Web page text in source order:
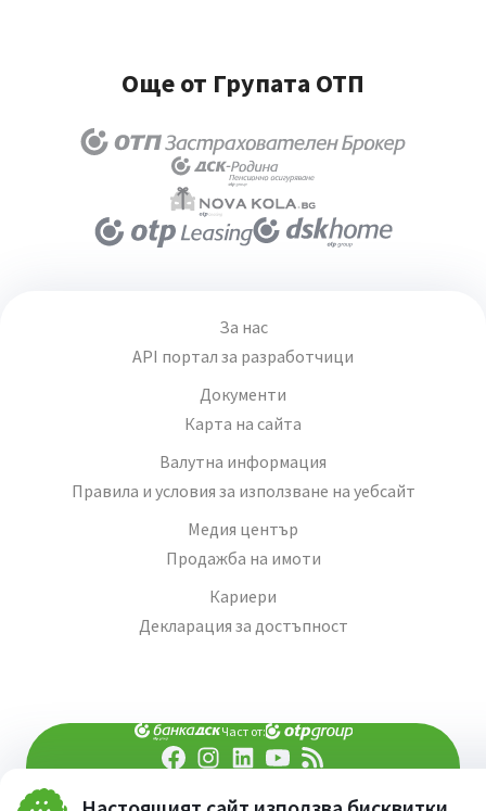
Още от Групата ОТП
За нас
API портал за разработчици
Документи
Карта на сайта
Валутна информация
Правила и условия за използване на уебсайт
Медия център
Продажба на имоти
Кариери
Декларация за достъпност
Част от:
При въпроси - попитай AI асистента ни